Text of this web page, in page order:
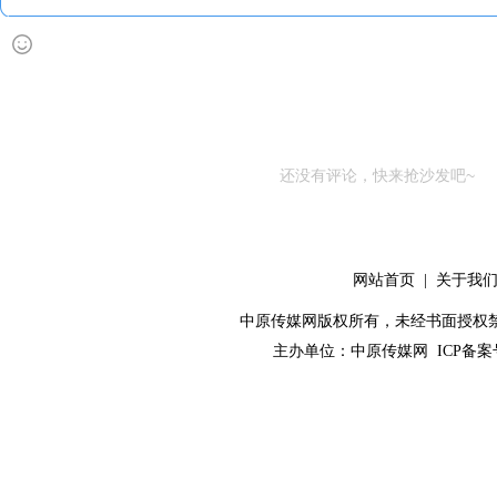
还没有评论，快来抢沙发吧~
网站首页 关于我们
中原传媒网版权所有，未经书面授权
主办单位： 中原传媒网 ICP备案